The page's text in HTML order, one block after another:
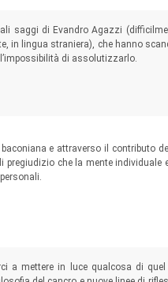
saggi di Evandro Agazzi
in lingua straniera), che hanno
di assolutizzarlo.
e attraverso il contributo
pregiudizio che la mente individuale
a mettere in luce qualcosa di